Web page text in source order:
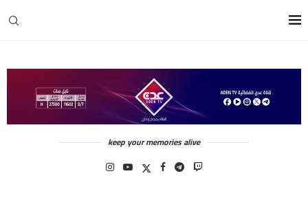
keep your memories alive